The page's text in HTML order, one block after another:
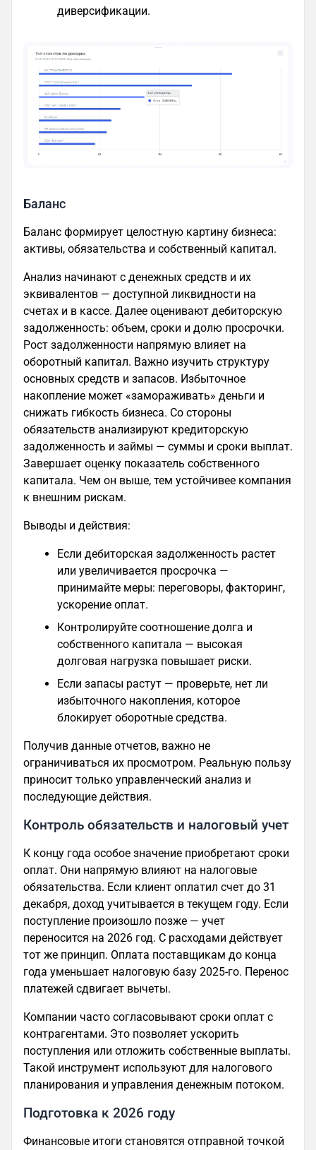
диверсификации.
Баланс
Баланс формирует целостную картину бизнеса:
активы, обязательства и собственный капитал.
Анализ начинают с денежных средств и их
эквивалентов — доступной ликвидности на
счетах и в кассе. Далее оценивают дебиторскую
задолженность: объем, сроки и долю просрочки.
Рост задолженности напрямую влияет на
оборотный капитал. Важно изучить структуру
основных средств и запасов. Избыточное
накопление может «замораживать» деньги и
снижать гибкость бизнеса. Со стороны
обязательств анализируют кредиторскую
задолженность и займы — суммы и сроки выплат.
Завершает оценку показатель собственного
капитала. Чем он выше, тем устойчивее компания
к внешним рискам.
Выводы и действия:
Если дебиторская задолженность растет
или увеличивается просрочка —
принимайте меры: переговоры, факторинг,
ускорение оплат.
Контролируйте соотношение долга и
собственного капитала — высокая
долговая нагрузка повышает риски.
Если запасы растут — проверьте, нет ли
избыточного накопления, которое
блокирует оборотные средства.
Получив данные отчетов, важно не
ограничиваться их просмотром. Реальную пользу
приносит только управленческий анализ и
последующие действия.
Контроль обязательств и налоговый учет
К концу года особое значение приобретают сроки
оплат. Они напрямую влияют на налоговые
обязательства. Если клиент оплатил счет до 31
декабря, доход учитывается в текущем году. Если
поступление произошло позже — учет
переносится на 2026 год. С расходами действует
тот же принцип. Оплата поставщикам до конца
года уменьшает налоговую базу 2025-го. Перенос
платежей сдвигает вычеты.
Компании часто согласовывают сроки оплат с
контрагентами. Это позволяет ускорить
поступления или отложить собственные выплаты.
Такой инструмент используют для налогового
планирования и управления денежным потоком.
Подготовка к 2026 году
Финансовые итоги становятся отправной точкой